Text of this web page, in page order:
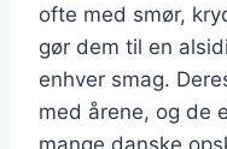
ofte med smør,
gør dem til en
enhver smag.
med årene, og de
mange danske